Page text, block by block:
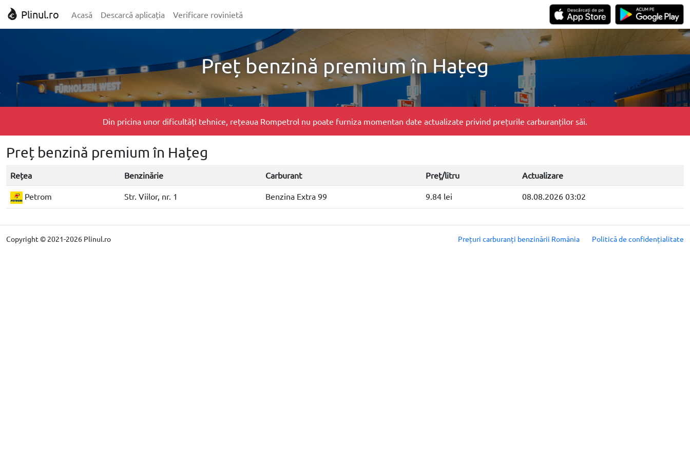
Plinul.ro Acasă Descarcă aplicația Verificare rovinietă
Preț benzină premium în Hațeg
Din pricina unor dificultăți tehnice, rețeaua Rompetrol nu poate furniza momentan date actualizate privind prețurile carburanților săi.
Preț benzină premium în Hațeg
Rețea Benzinărie Carburant Preț/litru Actualizare
Petrom Str. Viilor, nr. 1 Benzina Extra 99 9.84 lei 08.08.2026 03:02
Copyright © 2021-2026 Plinul.ro Prețuri carburanți benzinării România Politică de confidențialitate